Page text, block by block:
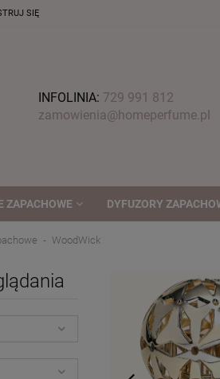
SIĘ
INFOLINIA: 729 991 812
zamowienia@homeperfume.pl
ZAPACHOWE DYFUZORY
WoodWick